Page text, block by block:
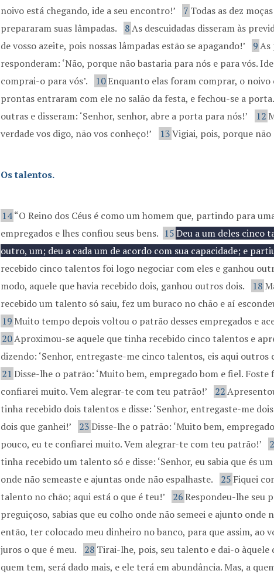
noivo está chegando, ide a seu encontro!’
7 Todas as dez
prepararam suas lâmpadas.
8As descuidadas disseram às
de vosso azeite, pois nossas lâmpadas estão se apagando!’
9As
responderam: ‘Não, porque não bastaria para nós e para vós.
comprai-o para vós’.
10Enquanto elas foram comprar, o noivo
prontas entraram com ele no salão da festa, e fechou-se a porta.
outras e disseram: ‘Senhor, senhor, abre a porta para nós!’
12
verdade vos digo, não vos conheço!’
13Vigiai, pois, porque não
Os talentos.
14“O Reino dos Céus é como um homem que, partindo para
empregados e lhes confiou seus bens. 15Deu a um deles cinco
outro, um; deu a cada um de acordo com sua capacidade; e
recebido cinco talentos foi logo negociar com eles e ganhou
modo, aquele que havia recebido dois, ganhou outros dois.
18
recebido um talento só saiu, fez um buraco no chão e aí
19 Muito tempo depois voltou o patrão desses empregados e
20Aproximou-se aquele que tinha recebido cinco talentos e
dizendo: ‘Senhor, entregaste-me cinco talentos, eis aqui outros
21 Disse-lhe o patrão: ‘Muito bem, empregado bom e fiel.
confiarei muito. Vem alegrar-te com teu patrão!’
22
tinha recebido dois talentos e disse: ‘Senhor, entregaste-me
dois que ganhei!’
23Disse-lhe o patrão: ‘Muito bem,
pouco, eu te confiarei muito. Vem alegrar-te com teu patrão!’
tinha recebido um talento só e disse: ‘Senhor, eu sabia que és
onde não semeaste e ajuntas onde não espalhaste.
25 Fiquei
talento no chão; aqui está o que é teu!’
26Respondeu-lhe seu
preguiçoso, sabias que eu colho onde não semeei e ajunto onde
então, ter colocado meu dinheiro no banco, para que assim, ao
juros o que é meu.
28 Tirai-lhe, pois, seu talento e dai-o àquele
quem tem, será dado mais, e ele terá em abundância. Mas, a